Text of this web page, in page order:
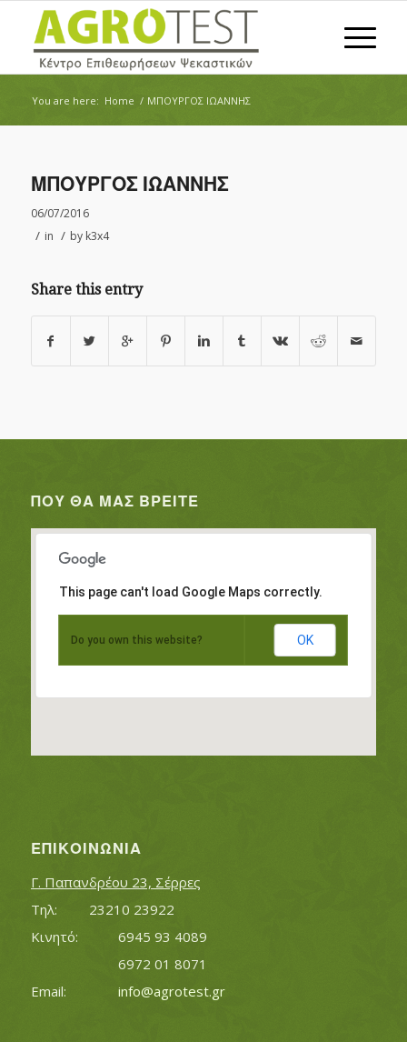
You are here: Home / ΜΠΟΥΡΓΟΣ ΙΩΑΝΝΗΣ
ΜΠΟΥΡΓΟΣ ΙΩΑΝΝΗΣ
06/07/2016
/ in / by k3x4
Share this entry
ΠΟΥ ΘΑ ΜΑΣ ΒΡΕΊΤΕ
This page can't load Google Maps correctly.
Do you own this website? OK
ΕΠΙΚΟΙΝΩΝΊΑ
Γ. Παπανδρέου 23, Σέρρες
Τηλ:		23210 23922
Κινητό:		6945 93 4089
			6972 01 8071
info@agrotest.gr